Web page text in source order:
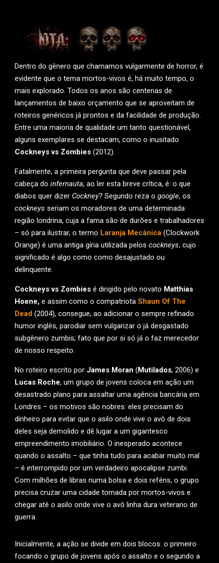
Dentro do gênero que chamamos vulgarmente de horror, é
evidente que o tema mortos-vivos é, há muito tempo, o
mais explorado. Todos os anos são centenas de
lançamentos de baixo orçamento que se aproveitam de
roteiros genéricos já prontos e da facilidade de produção.
Entre uma maioria de qualidade um tanto questionável,
alguns exemplares se destacam, como o inusitado
Cockneys vs Zombies (2012).
Fatalmente, a primeira pergunta que deve passar pela
cabeça do infernauta, ao ler esta breve crítica, é: o que
diabos quer dizer Cockney? Segundo reza o google, os
cockneys seriam os moradores de uma determinada
região londrina, cuja a fama são de durões e trabalhadores
– só para ilustrar, o termo Laranja Mecânica (Clockwork
Orange) é uma antiga gíria utilizada pelos cockneys, cujo
significado é algo como como desajustado ou
delinquente.
Cockneys vs Zombies é dirigido pelo novato Matthias
Hoene, e assim como o compatriota Shaun Of The
Dead (2004), consegue, ao adicionar o sempre refinado
humor inglês, parodiar sem vulgarizar o já desgastado
subgênero zumbis; fato que por si só já o faz merecedor
de nosso respeito.
No roteiro escrito por James Moran (Mutilados, 2006) e
Lucas Roche, um grupo de jovens coloca em ação um
desastrado plano para assaltar uma agência bancária em
Londres – os motivos são nobres: eles precisam do
dinheiro para evitar que o asilo onde vive o avô de dois
deles seja demolido e dê lugar a um gigantesco
empreendimento imobiliário. O inesperado acontece
quando o assalto – que tinha tudo para acabar muito mal
– é interrompido por um verdadeiro apocalipse zumbi.
Com milhões de libras numa bolsa e dois reféns, o grupo
precisa cruzar uma cidade tomada por mortos-vivos e
chegar até o asilo onde vive o avô linha dura veterano de
guerra.
Inicialmente, a ação se divide em dois blocos: o primeiro
focando o grupo de jovens após o assalto e o segundo a